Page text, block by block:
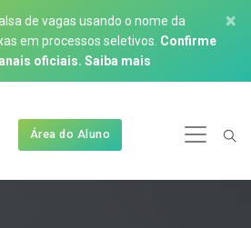
de vagas usando o nome da
em processos seletivos. Confirme
oficiais. Saiba mais
×
Área do Aluno